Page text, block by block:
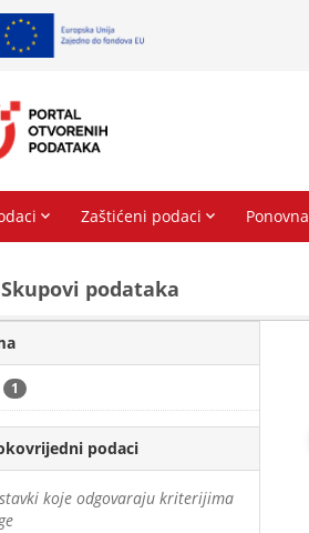
Skupovi podаtаkа
1
podaci
koje odgovaraju kriterijima